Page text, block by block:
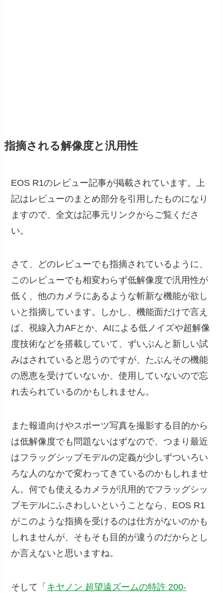
指摘される解像度と汎用性
EOS R1のレビュー記事が掲載されています。上
記はレビューのまとめ部分を引用したものになり
ますので、全文は記事元リンクからご覧くださ
い。
さて、どのレビューでも指摘されているように、
このレビューでも相変わらず低解像度で汎用性が
低く、他のカメラにあるような斬新な機能が欲し
いと指摘しています。しかし、機能面だけで言え
ば、視線入力AFとか、AIによる低ノイズや超解像
度技術などを搭載していて、ずいぶんと新しい試
みはされていると思うのですが、たぶんその機能
の恩恵を受けていないか、使用していないので忘
れ去られているのかもしれません。
また報道向けやスポーツ写真を撮影する目的から
は低解像度でも問題ないはずなので、つまり最近
はフラッグシップモデルの定義が少しずついろい
ろな人のなかで変わってきているのかもしれませ
ん。何でも使えるカメラが汎用的でフラッグシッ
プモデルにふさわしいということなら、EOS R1
がこのような指摘を受けるのは仕方がないのかも
しれませんが、そもそも目的が違うのだからとし
か言えないと思いますね。
そして「 キヤノン 超望遠ズームの特許 200-